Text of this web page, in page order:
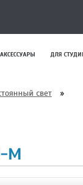
АКСЕССУАРЫ ДЛЯ
свет »
M